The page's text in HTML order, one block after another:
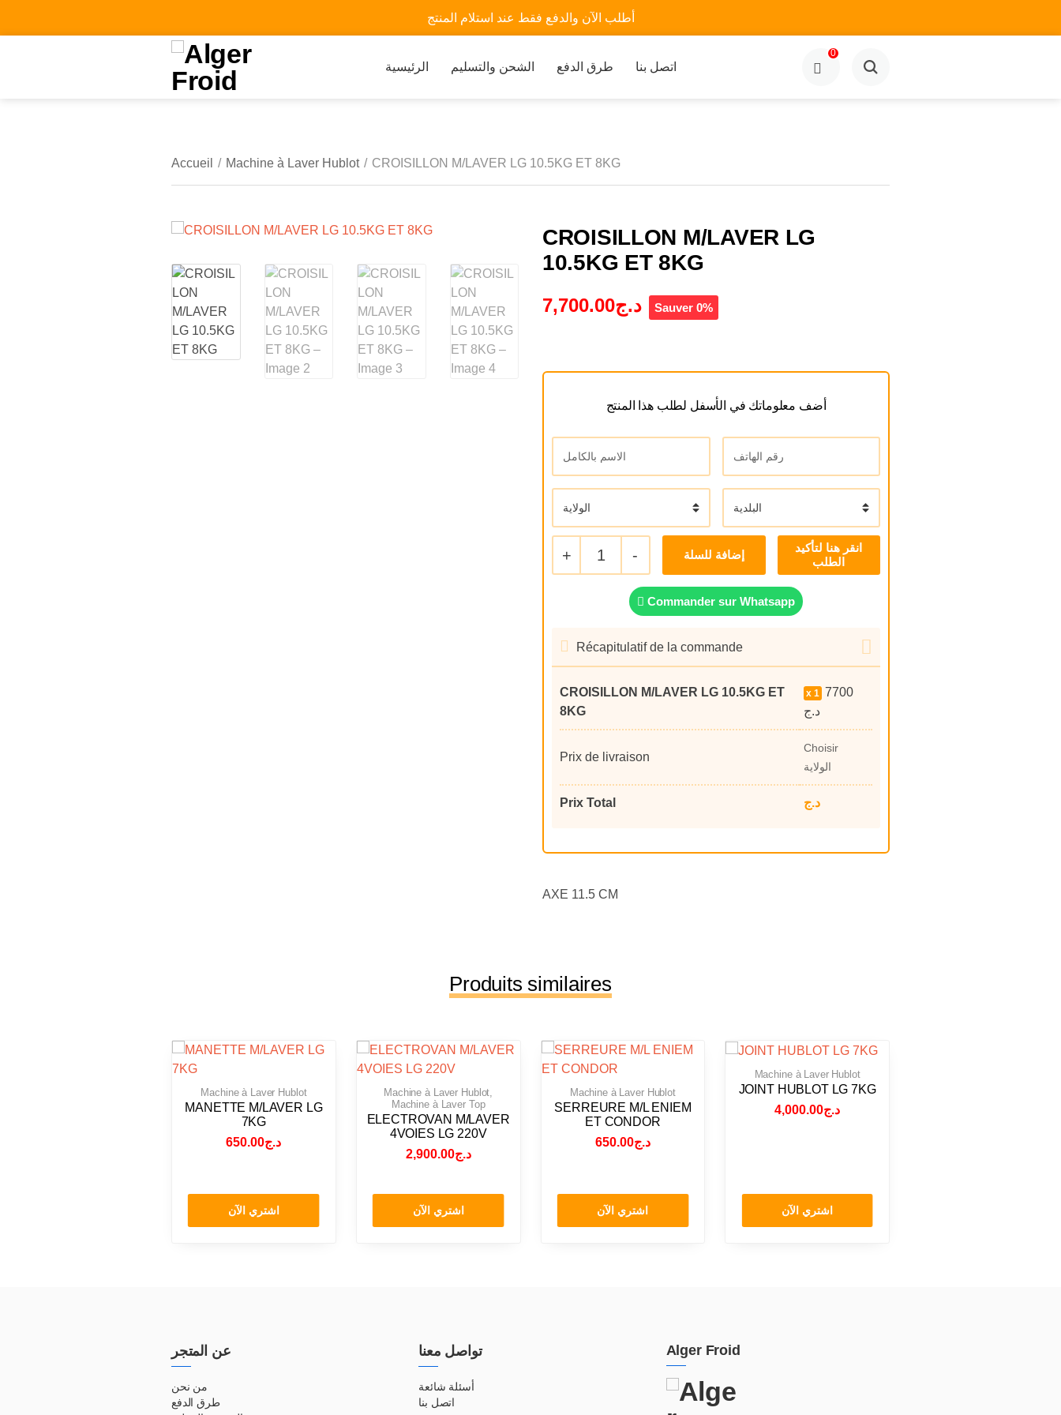
أطلب الآن والدفع فقط عند استلام المنتج
الرئيسية الشحن والتسليم طرق الدفع اتصل بنا
0
Accueil / Machine à Laver Hublot / CROISILLON M/LAVER LG 10.5KG ET 8KG
CROISILLON M/LAVER LG
10.5KG ET 8KG
د.ج7,700.00 Sauver 0%
أضف معلوماتك في الأسفل لطلب هذا المنتج
+ 1 - إضافة للسلة
Commander sur Whatsapp
Récapitulatif de la commande
CROISILLON M/LAVER LG 10.5KG ET
8KG
1 7700
د.ج
Prix de livraison
Choisir
الولاية
Prix Total د.ج
AXE 11.5 CM
Produits similaires
Machine à Laver Hublot
MANETTE M/LAVER LG
7KG
د.ج650.00
اشتري الآن
Machine à Laver Hublot,
Machine à Laver Top
ELECTROVAN M/LAVER
4VOIES LG 220V
د.ج2,900.00
اشتري الآن
Machine à Laver Hublot
SERREURE M/L ENIEM
ET CONDOR
د.ج650.00
اشتري الآن
Machine à Laver Hublot
JOINT HUBLOT LG 7KG
د.ج4,000.00
اشتري الآن
عن المتجر
من نحن
طرق الدفع
تواصل معنا
أسئلة شائعة
اتصل بنا
Alger Froid